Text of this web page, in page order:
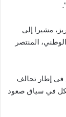
مشيرا إلى
المنتصر
في إطار تحالف
في سياق صعود